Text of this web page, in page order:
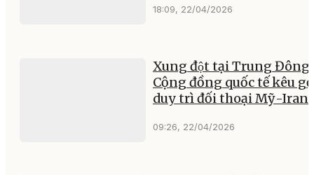
18:09, 22/04/2026
Xung đột tại Trung Đông:
Cộng đồng quốc tế kêu
duy trì đối thoại Mỹ-Iran
09:26, 22/04/2026